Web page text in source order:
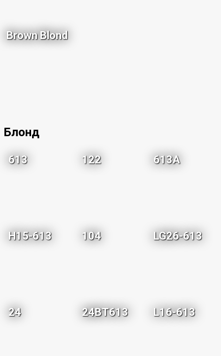
Brown Blond
Блонд
613 122 613A
H15-613 104 LG26-613
24 24BT613 L16-613